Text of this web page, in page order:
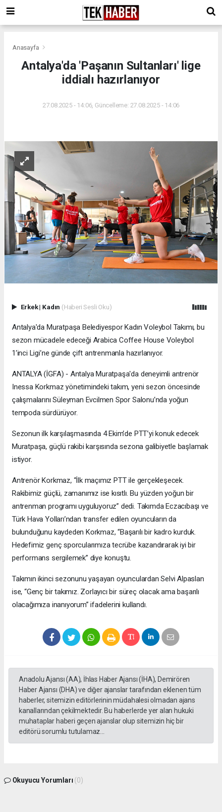
Anasayfa
Antalya'da 'Paşanın Sultanları' lige
iddialı hazırlanıyor
27.08.2025 - 14:06, Güncelleme: 27.08.2025 - 14:06
Erkek| Kadın (Haberi Sesli Oku)
Antalya'da Muratpaşa Belediyespor Kadın Voleybol Takımı, bu
sezon mücadele edeceği Arabica Coffee House Voleybol
1’inci Ligi’ne günde çift antrenmanla hazırlanıyor.
ANTALYA (İGFA) - Antalya Muratpaşa'da deneyimli antrenör
Inessa Korkmaz yönetimindeki takım, yeni sezon öncesinde
çalışmalarını Süleyman Evcilmen Spor Salonu’nda yoğun
tempoda sürdürüyor.
Sezonun ilk karşılaşmasında 4 Ekim’de PTT’yi konuk edecek
Muratpaşa, güçlü rakibi karşısında sezona galibiyetle başlamak
istiyor.
Antrenör Korkmaz, “İlk maçımız PTT ile gerçekleşecek.
Rakibimiz güçlü, zamanımız ise kısıtlı. Bu yüzden yoğun bir
antrenman programı uyguluyoruz” dedi. Takımda Eczacıbaşı ve
Türk Hava Yolları’ndan transfer edilen oyuncuların da
bulunduğunu kaydeden Korkmaz, “Başarılı bir kadro kurduk.
Hedefimiz genç sporcularımıza tecrübe kazandırarak iyi bir
performans sergilemek” diye konuştu.
Takımın ikinci sezonunu yaşayan oyunculardan Selvi Alpaslan
ise, “Genç bir takımız. Zorlayıcı bir süreç olacak ama başarılı
olacağımıza inanıyorum” ifadelerini kullandı.
Anadolu Ajansı (AA), İhlas Haber Ajansı (İHA), Demirören
Haber Ajansı (DHA) ve diğer ajanslar tarafından eklenen tüm
haberler, sitemizin editörlerinin müdahalesi olmadan ajans
kanallarından çekilmektedir. Bu haberlerde yer alan hukuki
muhataplar haberi geçen ajanslar olup sitemizin hiç bir
editörü sorumlu tutulamaz...
Okuyucu Yorumları (0)